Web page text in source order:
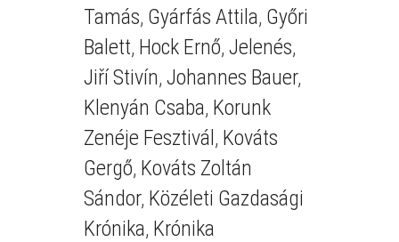
Tamás, Gyárfás Attila, Győri
Balett, Hock Ernő, Jelenés,
Jiří Stivín, Johannes Bauer,
Klenyán Csaba, Korunk
Zenéje Fesztivál , Kováts
Gergő, Kováts Zoltán
Sándor, Közéleti Gazdasági
Krónika, Krónika